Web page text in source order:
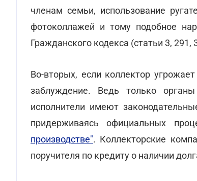
членам семьи, использование
фотоколлажей и тому подобное
Гражданского кодекса (статьи 3, 291,
Во-вторых, если коллектор
заблуждение. Ведь только
исполнители имеют
придерживаясь официальных
производстве". Коллекторские
поручителя по кредиту о наличии